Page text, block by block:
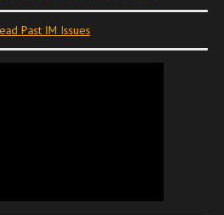
Past IM Issues